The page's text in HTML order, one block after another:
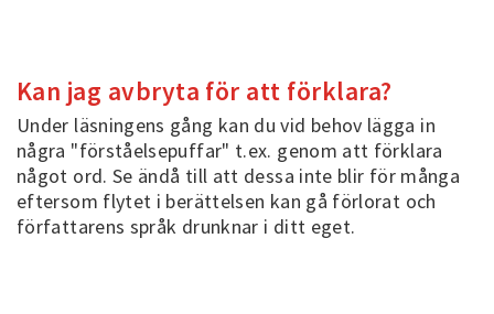
Kan jag avbryta för att förklara?
Under läsningens gång kan du vid behov lägga in
några "förståelsepuffar" t.ex. genom att förklara
något ord. Se ändå till att dessa inte blir för många
eftersom flytet i berättelsen kan gå förlorat och
författarens språk drunknar i ditt eget.